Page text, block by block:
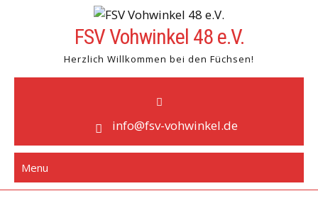
FSV Vohwinkel 48 e.V.
Herzlich Willkommen bei den Füchsen!
info@fsv-vohwinkel.de
Menu